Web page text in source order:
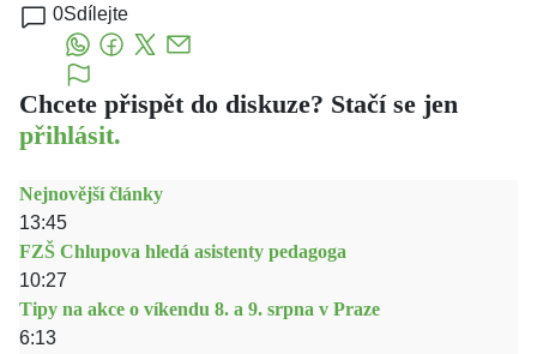
0Sdílejte
Chcete přispět do diskuze? Stačí se jen
přihlásit.
Nejnovější články
13:45
FZŠ Chlupova hledá asistenty pedagoga
10:27
Tipy na akce o víkendu 8. a 9. srpna v Praze
6:13